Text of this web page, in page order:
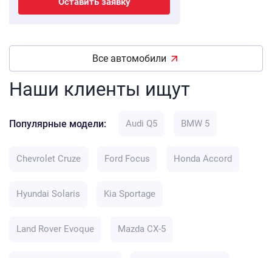
Все автомобили
Наши клиенты ищут
Популярные модели: Audi Q5 BMW 5
Chevrolet Cruze Ford Focus Honda Accord
Hyundai Solaris Kia Sportage
Land Rover Evoque Mazda CX-5